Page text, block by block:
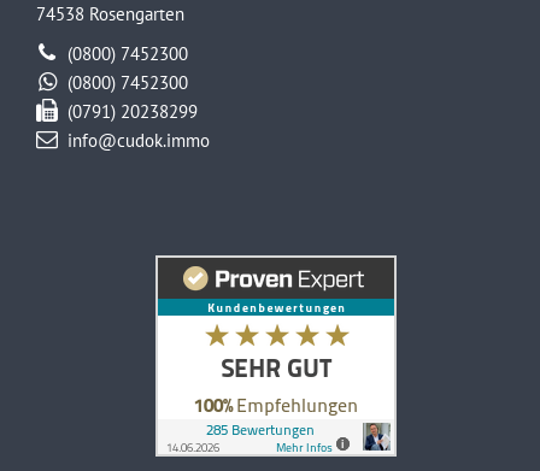
74538 Rosengarten
(0800) 7452300
(0800) 7452300
(0791) 20238299
info@cudok.immo